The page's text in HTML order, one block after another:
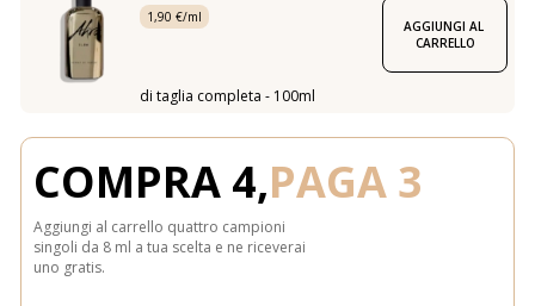
1,90 €/ml
di taglia completa - 100ml
AGGIUNGI AL
CARRELLO
COMPRA 4,PAGA 3
Aggiungi al carrello quattro campioni
singoli da 8 ml a tua scelta e ne riceverai
uno gratis.